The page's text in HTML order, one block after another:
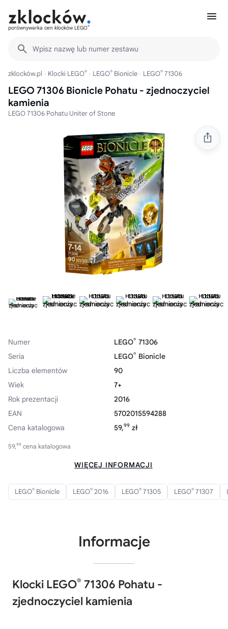
porównywarka cen klocków LEGO®
Wpisz nazwę lub numer zestawu
zklocków.pl Klocki LEGO® LEGO® Bionicle LEGO® 71306
LEGO 71306 Bionicle Pohatu - zjednoczyciel
kamienia
LEGO 71306 Pohatu Uniter of Stone
Numer LEGO® 71306
Seria
LEGO® Bionicle
Liczba elementów
90
Wiek
7+
Rok prezentacji
2016
EAN
5702015594288
Cena katalogowa
59,99 zł
59,99 cena katalogowa
WIĘCEJ INFORMACJI
LEGO® Bionicle LEGO® 2016 LEGO® 71305 LEGO® 71307
Informacje
Klocki LEGO® 71306 Pohatu -
zjednoczyciel kamienia